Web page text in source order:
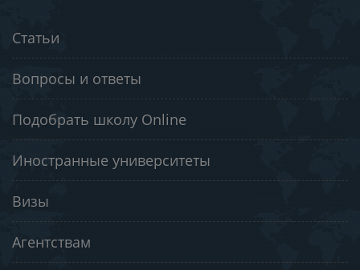
Статьи
Вопросы и ответы
Подобрать школу Online
Иностранные университеты
Визы
Агентствам